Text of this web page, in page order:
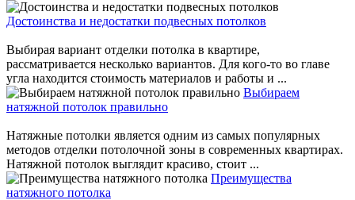
Достоинства и недостатки подвесных потолков
Выбирая вариант отделки потолка в квартире,
рассматривается несколько вариантов. Для кого-то во главе
угла находится стоимость материалов и работы и ...
Выбираем
натяжной потолок правильно
Натяжные потолки является одним из самых популярных
методов отделки потолочной зоны в современных квартирах.
Натяжной потолок выглядит красиво, стоит ...
Преимущества
натяжного потолка